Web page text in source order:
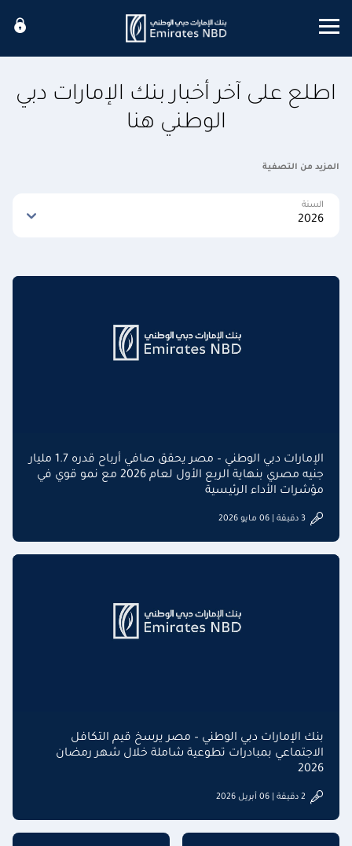
Mobile menu
اطلع على آخر أخبار بنك الإمارات دبي
الوطني هنا
المزيد من التصفية
2026
السنة
الإمارات دبي الوطني – مصر يحقق صافي أرباح قدره 1.7 مليار
جنيه مصري بنهاية الربع الأول لعام 2026 مع نمو قوي في
مؤشرات الأداء الرئيسية
3 دقيقة | 06 مايو 2026
بنك الإمارات دبي الوطني – مصر يرسخ قيم التكافل
الاجتماعي بمبادرات تطوعية شاملة خلال شهر رمضان
2026
2 دقيقة | 06 أبريل 2026